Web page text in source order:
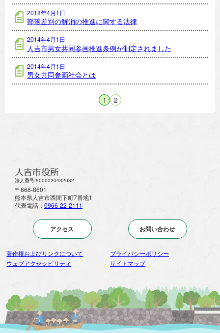
2018年4月1日
部落差別の解消の推進に関する法律
2014年4月1日
人吉市男女共同参画推進条例が制定されました
2014年4月1日
男女共同参画社会とは
1 2
人吉市役所
法人番号:9000020432032
〒868-8601
熊本県人吉市西間下町7番地1
代表電話： 0966-22-2111
アクセス お問い合わせ
著作権およびリンクについて
プライバシーポリシー
ウェブアクセシビリティ
サイトマップ